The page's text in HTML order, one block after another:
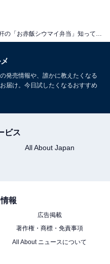
崎陽軒の「お赤飯シウマイ弁当」知ってた？ 「食べたことがないけど気になるお弁当」ランキング
発売情報や、誰かに教えたくなる
届け。今日試したくなるおすすめ
ビス
All About Japan
報
広告掲載
著作権・商標・免責事項
All About ニュースについて